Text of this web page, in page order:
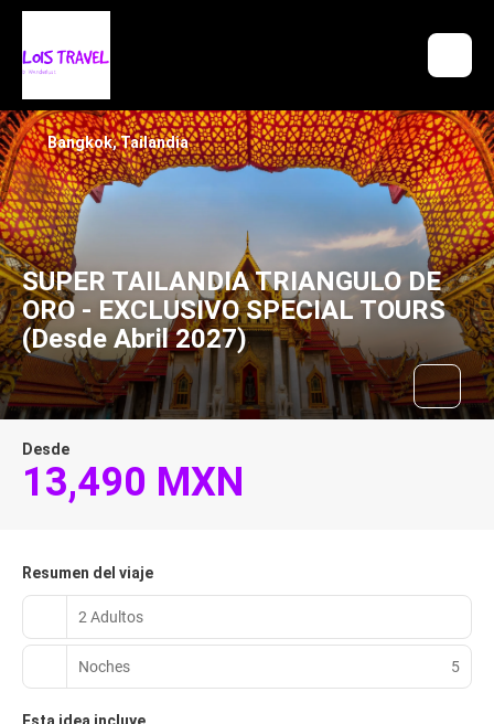
SUPER TAILANDIA TRIANGULO DE
ORO - EXCLUSIVO SPECIAL TOURS
(Desde Abril 2027)
Bangkok, Tailandia
Desde
13,490 MXN
Resumen del viaje
2 Adultos
Noches 5